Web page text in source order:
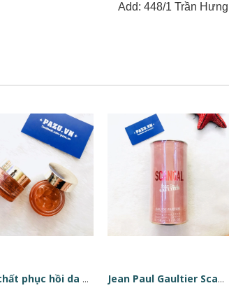
Add: 448/1 Trần
Tinh chất phục hồi da dạng viên nang Estée Lauder Advanced Night Repair Ampoules Jean Paul Gaultier Scandal EDP